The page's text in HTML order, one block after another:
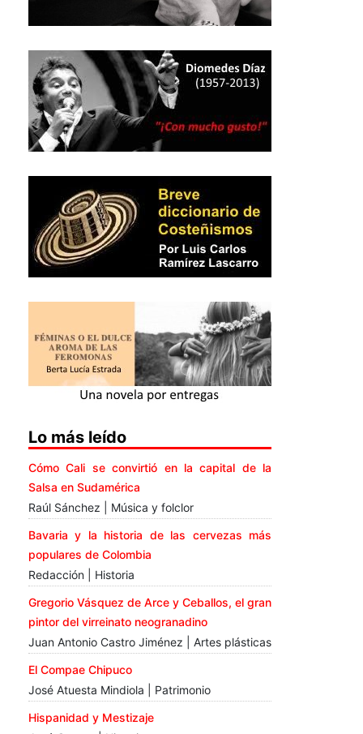
Lo más leído
Cómo Cali se convirtió en la capital de la
Salsa en Sudamérica
Raúl Sánchez | Música y folclor
Bavaria y la historia de las cervezas más
populares de Colombia
Redacción | Historia
Gregorio Vásquez de Arce y Ceballos, el gran
pintor del virreinato neogranadino
Juan Antonio Castro Jiménez | Artes plásticas
El Compae Chipuco
José Atuesta Mindiola | Patrimonio
Hispanidad y Mestizaje